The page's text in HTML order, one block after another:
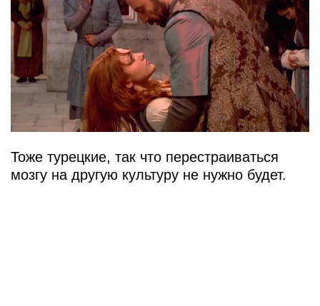
Тоже турецкие, так что перестраиваться
мозгу на другую культуру не нужно будет.